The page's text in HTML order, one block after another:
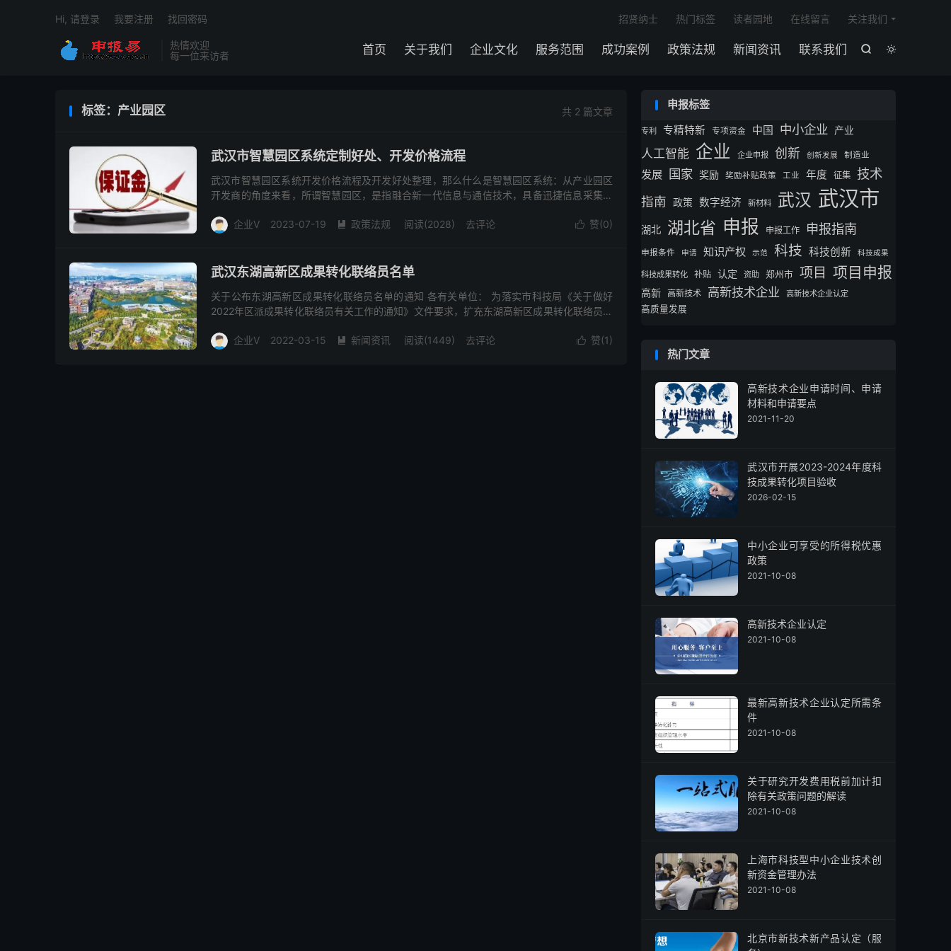
热情欢迎
每一位来访者


首页 关于我们 企业文化 服务范围 成功案例 政策法规 新闻资讯 联系我们
招贤纳士 热门标签 读者园地 在线留言 关注我们
Hi, 请登录 我要注册 找回密码
共 2 篇文章
标签：产业园区
武汉市智慧园区系统定制好处、开发价格流程
武汉市智慧园区系统开发价格流程及开发好处整理，那么什么是智慧园区系统：从产业园区
开发商的角度来看，所谓智慧园区，是指融合新一代信息与通信技术，具备迅捷信息采集、
时...
 赞(0)
企业V 2023-07-19  政策法规 阅读(2028) 去评论
武汉东湖高新区成果转化联络员名单
关于公布东湖高新区成果转化联络员名单的通知 各有关单位： 为落实市科技局《关于做好
2022年区派成果转化联络员有关工作的通知》文件要求，扩充东湖高新区成果转化联络员队
 赞(1)
企业V 2022-03-15  新闻资讯 阅读(1449) 去评论
申报标签
专利 专精特新 专项资金 中国 中小企业 产业
人工智能 企业 企业申报 创新 创新发展 制造业
发展 国家 奖励 奖励补贴政策 工业 年度 征集 技术
指南 政策 数字经济 新材料 武汉 武汉市
湖北 湖北省 申报 申报工作 申报指南
申报条件 申请 知识产权 示范 科技 科技创新 科技成果
科技成果转化 补贴 认定 资助 郑州市 项目 项目申报
高新 高新技术 高新技术企业 高新技术企业认定
高质量发展
热门文章
高新技术企业申请时间、申请
材料和申请要点
2021-11-20
武汉市开展2023-2024年度科
技成果转化项目验收
2026-02-15
中小企业可享受的所得税优惠
政策
2021-10-08
高新技术企业认定
2021-10-08
最新高新技术企业认定所需条
件
2021-10-08
关于研究开发费用税前加计扣
除有关政策问题的解读
2021-10-08
上海市科技型中小企业技术创
新资金管理办法
2021-10-08
北京市新技术新产品认定（服